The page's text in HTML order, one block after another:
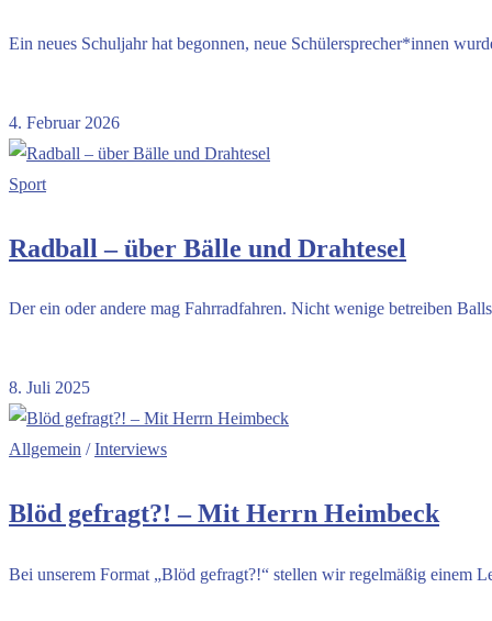
Ein neues Schuljahr hat begonnen, neue Schülersprecher*innen
4. Februar 2026
Sport
Radball – über Bälle und Drahtesel
Der ein oder andere mag Fahrradfahren. Nicht wenige betreiben
8. Juli 2025
Allgemein /Interviews
Blöd gefragt?! – Mit Herrn Heimbeck
Bei unserem Format „Blöd gefragt?!“ stellen wir regelmäßig einem